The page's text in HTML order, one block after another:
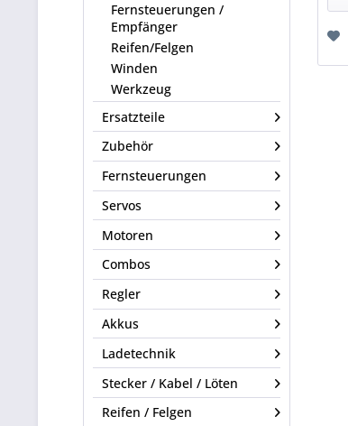
Fernsteuerungen /
Empfänger
Reifen/Felgen
Winden
Werkzeug
Ersatzteile
Zubehör
Fernsteuerungen
Servos
Motoren
Combos
Regler
Akkus
Ladetechnik
Stecker / Kabel / Löten
Reifen / Felgen